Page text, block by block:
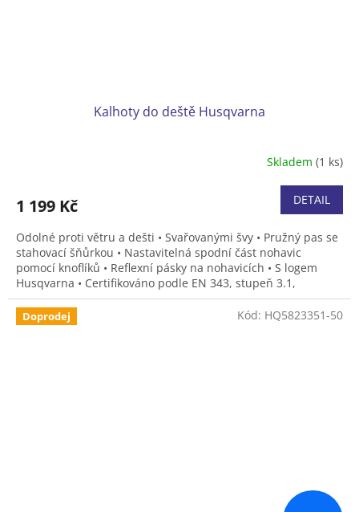
Kalhoty do deště Husqvarna
Skladem (1 ks)
1 199 Kč DETAIL
Odolné proti větru a dešti • Svařovanými švy • Pružný pas se
stahovací šňůrkou • Nastavitelná spodní část nohavic
pomocí knoflíků • Reflexní pásky na nohavicích • S logem
Husqvarna • Certifikováno podle EN 343, stupeň 3.1,
ochranný oděv proti nepříznivému počasí. • Velikost XS, S, M,
L, XL, XXL, XXXL
Doprodej Kód: HQ5823351-50